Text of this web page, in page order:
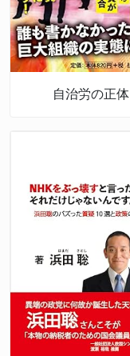
自治労の正体